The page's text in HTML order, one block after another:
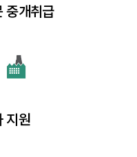
중개취급
지원